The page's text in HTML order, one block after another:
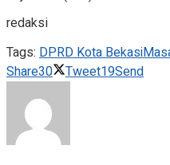
redaksi
Tags: DPRD Kota Bekasi
Share30 Tweet19Send